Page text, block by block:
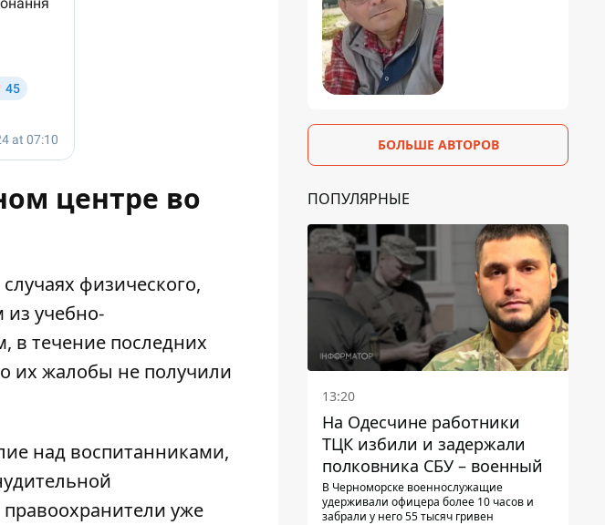
центре во
физического,
из учебно-
в течение последних
их жалобы не получили
над воспитанниками,
уже
БОЛЬШЕ АВТОРОВ
ПОПУЛЯРНЫЕ
13:20
На Одесчине работники
ТЦК избили и задержали
полковника СБУ – военный
В Черноморске военнослужащие
удерживали офицера более 10 часов и
забрали у него 55 тысяч гривен